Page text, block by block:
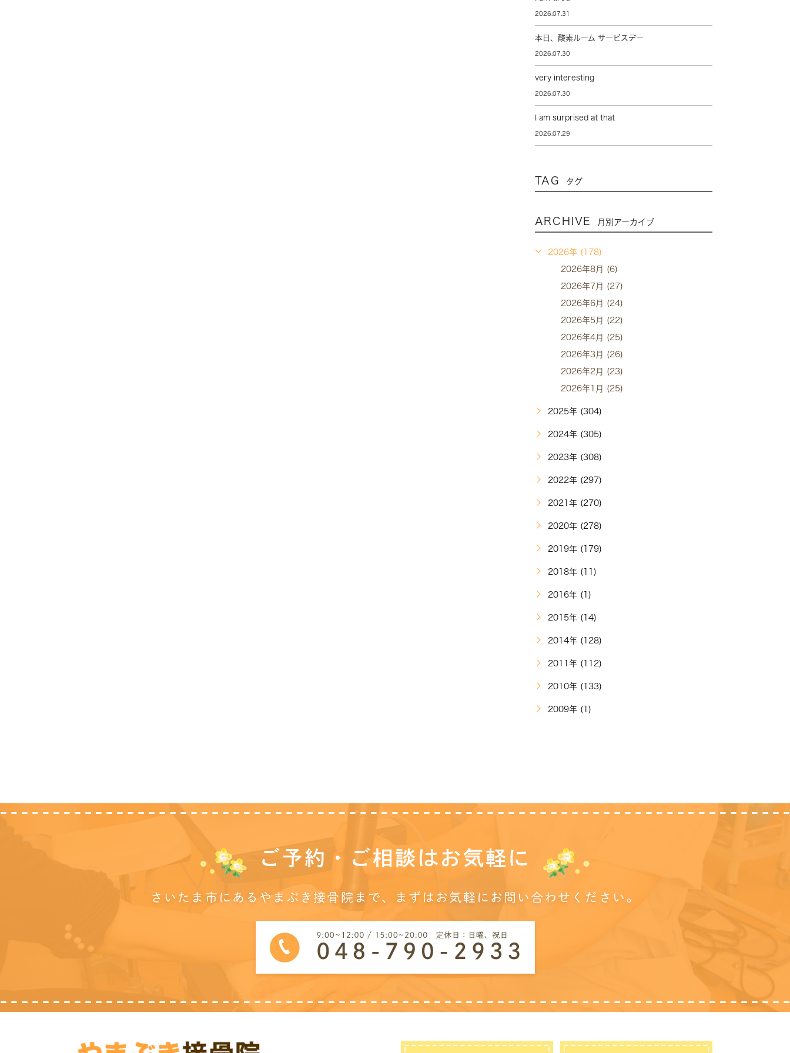
2026.07.31
本日、酸素ルーム サービスデー
2026.07.30
very interesting
2026.07.30
I am surprised at that
2026.07.29
TAG タグ
ARCHIVE 月別アーカイブ
2026年 (178)
2026年8月 (6)
2026年7月 (27)
2026年6月 (24)
2026年5月 (22)
2026年4月 (25)
2026年3月 (26)
2026年2月 (23)
2026年1月 (25)
2025年 (304)
2024年 (305)
2023年 (308)
2022年 (297)
2021年 (270)
2020年 (278)
2019年 (179)
2018年 (11)
2016年 (1)
2015年 (14)
2014年 (128)
2011年 (112)
2010年 (133)
2009年 (1)
ご予約・ご相談は お気軽に
さいたま市にあるやまぶき接骨院まで、 まずはお気軽にお問い合わせください。